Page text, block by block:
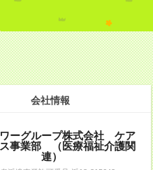
会社情報
ーグループ株式会社 ケア
事業部 （医療福祉介護関
連）